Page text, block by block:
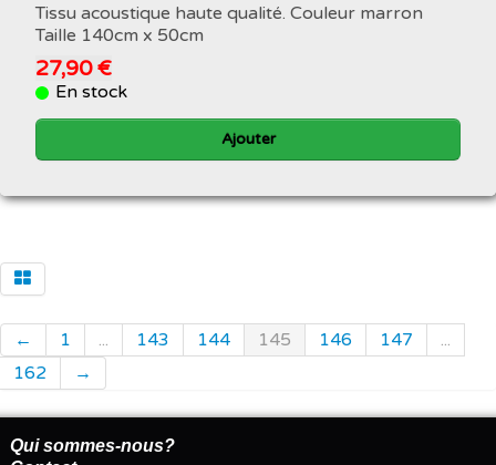
Tissu acoustique haute qualité. Couleur marron
Taille 140cm x 50cm
27,90 €
En stock
Ajouter
← 1 ... 143 144 145 146 147
...
162
→
Qui sommes-nous?